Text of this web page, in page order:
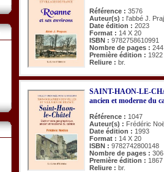
Référence : 3576
Auteur(s) : l'abbé J.
Date édition : 2023
Format : 14 X 20
ISBN : 9782758610991
Nombre de pages : 244
Première édition : 1922
Reliure : br.
SAINT-HAON-LE-
ancien et moderne du
Référence : 1047
Auteur(s) : Frédéric
Date édition : 1993
Format : 14 X 20
ISBN : 9782742800148
Nombre de pages : 306
Première édition : 1867
Reliure : br.